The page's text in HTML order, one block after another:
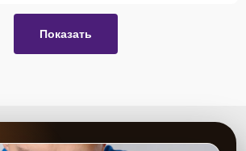
Показать